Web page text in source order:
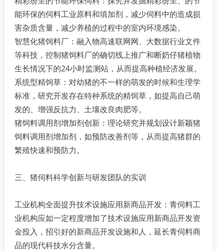
能环保的伺料工业原料和填加剂，减少伺料中的造成损
害杂质含量，减少养植的过程中的室内环境感染。
智慧化猪饲料厂：融入物高速联网网、大数据行业文件
等科技，控制猪饲料厂的确切线上推广和断奶仔猪植物
生长情况下的24小时监测站，从而提高种植经济发展。
系统型精饲草：对幼猪的不一样的萌发的时候和生理学
标准，研究开发存在特种系统的精饲草，如提高自己萌
发的、增强反抗力、土壤改良肉肥等。
猪饲料调用剂增加剂创新：理论研究并规划设计新颖猪
饲料调用剂增加剂，如预防改善剂等，从而提高猪群的
繁殖快速和预防力。
三、猪伺料科学创新与研发团队的实训
工业机构全面提升技术设施应用新商品开发：青伺料工
业机构应如一定程度增加了技术设施应用新商品开发资
金投入，招引好的新商品开发设施和人，延长青伺料商
品的现代科技水分含量。